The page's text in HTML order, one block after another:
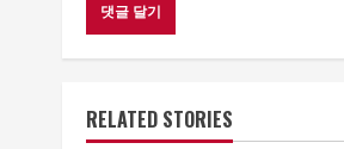
RELATED STORIES